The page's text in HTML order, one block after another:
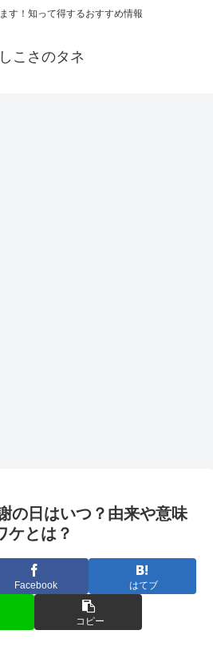
す！知って得するおすすめ情報
こさのタネ
の日はいつ？由来や意味
ケとは？
Facebook はてブ
コピー